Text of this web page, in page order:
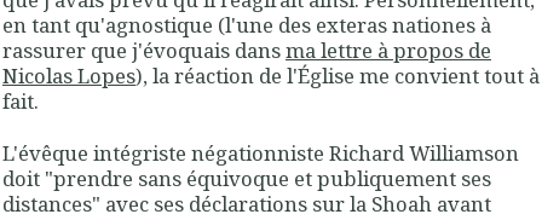
en tant qu'agnostique (l'une des exteras nationes à
rassurer que j'évoquais dansma lettre à propos de
Nicolas Lopes), la réaction de l'Église me convient tout à
fait.
L'évêque intégriste négationniste Richard Williamson
doit "prendre sans équivoque et publiquement ses
distances" avec ses déclarations sur la Shoah avant